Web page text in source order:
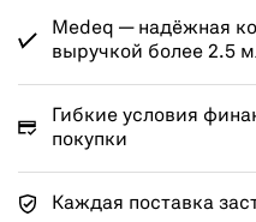
Medeq — надёжная
выручкой более 2.5
Гибкие условия
покупки
Каждая поставка